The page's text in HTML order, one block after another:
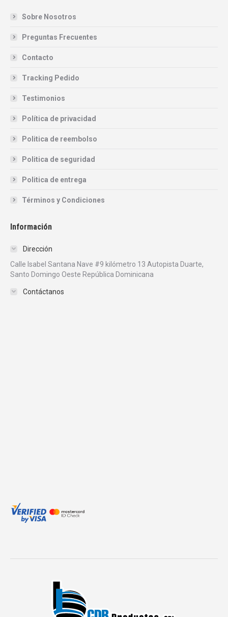
Sobre Nosotros
Preguntas Frecuentes
Contacto
Tracking Pedido
Testimonios
Política de privacidad
Politica de reembolso
Politica de seguridad
Politica de entrega
Términos y Condiciones
Información
Dirección
Calle Isabel Santana Nave #9 kilómetro 13 Autopista Duarte,
Santo Domingo Oeste República Dominicana
Contáctanos